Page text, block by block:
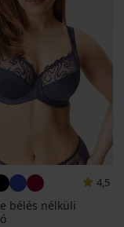
4,5
bélés nélküli